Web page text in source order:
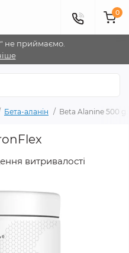
не приймаємо.
0
Бета-аланін Beta Alanine 500
витривалості